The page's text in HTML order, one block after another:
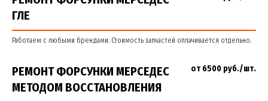
ГЛЕ
Работаем с любыми брендами. Стоимость запчастей оплачивается отдельно.
РЕМОНТ ФОРСУНКИ МЕРСЕДЕС
МЕТОДОМ ВОССТАНОВЛЕНИЯ
от 6500 руб./шт.